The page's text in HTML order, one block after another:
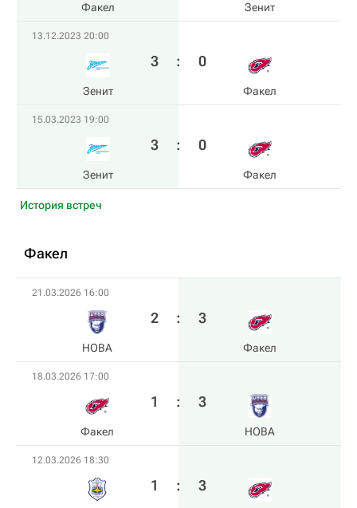
Факел Зенит
13.12.2023 20:00
Зенит
3 : 0
Факел
15.03.2023 19:00
Зенит
3 : 0
Факел
История встреч
Факел
21.03.2026 16:00
HOBA
2 : 3
Факел
18.03.2026 17:00
Факел
1 : 3
HOBA
12.03.2026 18:30
1 : 3